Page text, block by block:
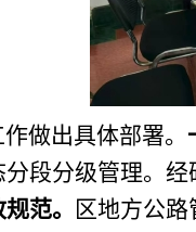
做出具体部署。
段分级管理。
范。
区地方公